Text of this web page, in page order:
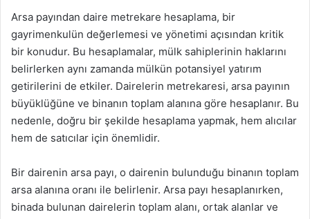
Arsa payından daire metrekare hesaplama, bir
gayrimenkulün değerlemesi ve yönetimi açısından kritik
bir konudur. Bu hesaplamalar, mülk sahiplerinin haklarını
belirlerken aynı zamanda mülkün potansiyel yatırım
getirilerini de etkiler. Dairelerin metrekaresi, arsa payının
büyüklüğüne ve binanın toplam alanına göre hesaplanır. Bu
nedenle, doğru bir şekilde hesaplama yapmak, hem alıcılar
hem de satıcılar için önemlidir.
Bir dairenin arsa payı, o dairenin bulunduğu binanın toplam
arsa alanına oranı ile belirlenir. Arsa payı hesaplanırken,
binada bulunan dairelerin toplam alanı, ortak alanlar ve